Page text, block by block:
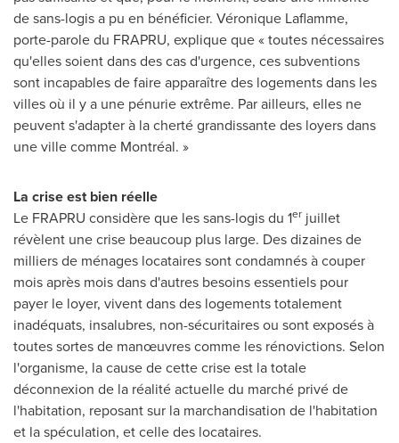
de sans-logis a pu en bénéficier. Véronique Laflamme,
porte-parole du FRAPRU, explique que « toutes nécessaires
qu'elles soient dans des cas d'urgence, ces subventions
sont incapables de faire apparaître des logements dans les
villes où il y a une pénurie extrême. Par ailleurs, elles ne
peuvent s'adapter à la cherté grandissante des loyers dans
une ville comme Montréal. »
La crise est bien réelle
Le FRAPRU considère que les sans-logis du 1er juillet
révèlent une crise beaucoup plus large. Des dizaines de
milliers de ménages locataires sont condamnés à couper
mois après mois dans d'autres besoins essentiels pour
payer le loyer, vivent dans des logements totalement
inadéquats, insalubres, non-sécuritaires ou sont exposés à
toutes sortes de manœuvres comme les rénovictions. Selon
l'organisme, la cause de cette crise est la totale
déconnexion de la réalité actuelle du marché privé de
l'habitation, reposant sur la marchandisation de l'habitation
et la spéculation, et celle des locataires.